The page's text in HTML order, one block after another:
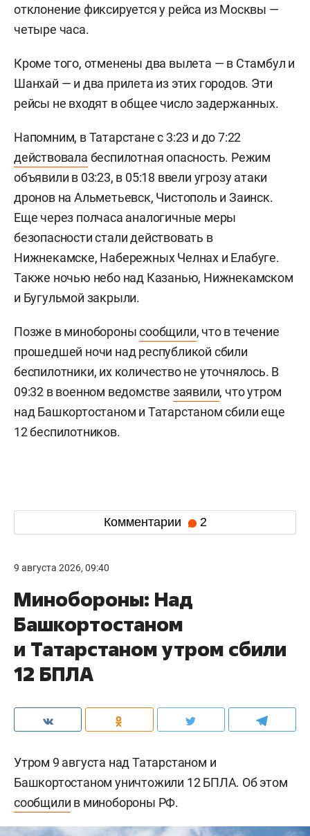
отклонение фиксируется у рейса из Москвы —
четыре часа.
Кроме того, отменены два вылета — в Стамбул и
Шанхай — и два прилета из этих городов. Эти
рейсы не входят в общее число задержанных.
Напомним, в Татарстане с 3:23 и до 7:22
действовала беспилотная опасность. Режим
объявили в 03:23, в 05:18 ввели угрозу атаки
дронов на Альметьевск, Чистополь и Заинск.
Еще через полчаса аналогичные меры
безопасности стали действовать в
Нижнекамске, Набережных Челнах и Елабуге.
Также ночью небо над Казанью, Нижнекамском
и Бугульмой закрыли.
Позже в миноборонысообщили, что в течение
прошедшей ночи над республикой сбили
беспилотники, их количество не уточнялось. В
09:32 в военном ведомстве заявили, что утром
над Башкортостаном и Татарстаном сбили еще
12 беспилотников.
Комментарии 2
9 августа 2026, 09:40
Минобороны: Над
Башкортостаном
и Татарстаном утром сбили
12 БПЛА
Утром 9 августа над Татарстаном и
Башкортостаном уничтожили 12 БПЛА. Об этом
сообщили в минобороны РФ.